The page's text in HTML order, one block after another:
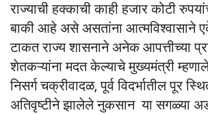
राज्याची हक्काची काही हजार कोटी
बाकी आहे असे असतांना आत्मविश्वासाने
टाकत राज्य शासनाने अनेक आपत्तीच्या
शेतकऱ्यांना मदत केल्याचे मुख्यमंत्री
निसर्ग चक्रीवादळ, पूर्व विदर्भातील पूर
अतिवृष्टीने झालेले नुकसान या सगळ्या